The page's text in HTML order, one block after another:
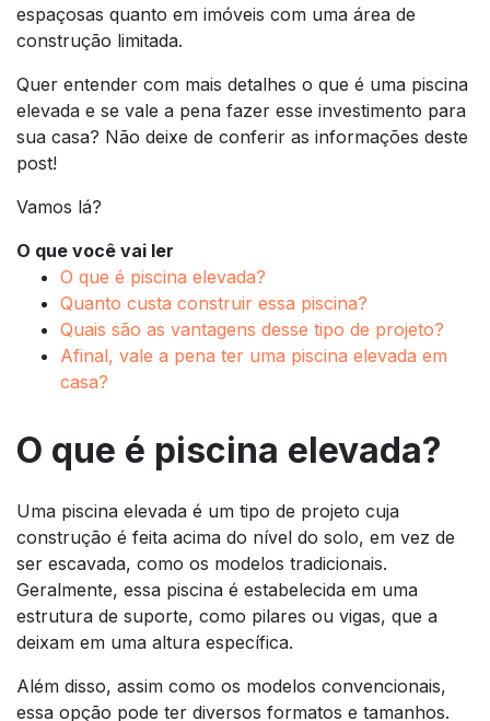
espaçosas quanto em imóveis com uma área de
construção limitada.
Quer entender com mais detalhes o que é uma piscina
elevada e se vale a pena fazer esse investimento para
sua casa? Não deixe de conferir as informações deste
post!
Vamos lá?
O que você vai ler
O que é piscina elevada?
Quanto custa construir essa piscina?
Quais são as vantagens desse tipo de projeto?
Afinal, vale a pena ter uma piscina elevada em
casa?
O que é piscina elevada?
Uma piscina elevada é um tipo de projeto cuja
construção é feita acima do nível do solo, em vez de
ser escavada, como os modelos tradicionais.
Geralmente, essa piscina é estabelecida em uma
estrutura de suporte, como pilares ou vigas, que a
deixam em uma altura específica.
Além disso, assim como os modelos convencionais,
essa opção pode ter diversos formatos e tamanhos.